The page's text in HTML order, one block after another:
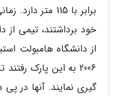
برابر با 115
خود برداشتند، تیمی
از دانشگاه هامبولت
2006 به این پارک
گیری نمایند. آنها در